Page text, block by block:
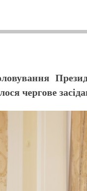
чергове